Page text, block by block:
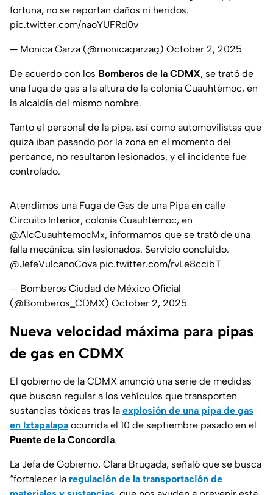
fortuna, no se reportan daños ni heridos.
pic.twitter.com/naoYUFRd0v
— Monica Garza (@monicagarzag) October 2, 2025
De acuerdo con los Bomberos de la CDMX, se trató de
una fuga de gas a la altura de la colonia Cuauhtémoc, en
la alcaldía del mismo nombre.
Tanto el personal de la pipa, así como automovilistas que
quizá iban pasando por la zona en el momento del
percance, no resultaron lesionados, y el incidente fue
controlado.
Atendimos una Fuga de Gas de una Pipa en calle
Circuito Interior, colonia Cuauhtémoc, en
@AlcCuauhtemocMx, informamos que se trató de una
falla mecánica. sin lesionados. Servicio concluido.
@JefeVulcanoCova pic.twitter.com/rvLe8ccibT
— Bomberos Ciudad de México Oficial
(@Bomberos_CDMX) October 2, 2025
Nueva velocidad máxima para pipas
de gas en CDMX
El gobierno de la CDMX anunció una serie de medidas
que buscan regular a los vehículos que transporten
sustancias tóxicas tras la explosión de una pipa de gas
en Iztapalapa ocurrida el 10 de septiembre pasado en el
Puente de la Concordia.
La Jefa de Gobierno, Clara Brugada, señaló que se busca
“fortalecer la regulación de la transportación de